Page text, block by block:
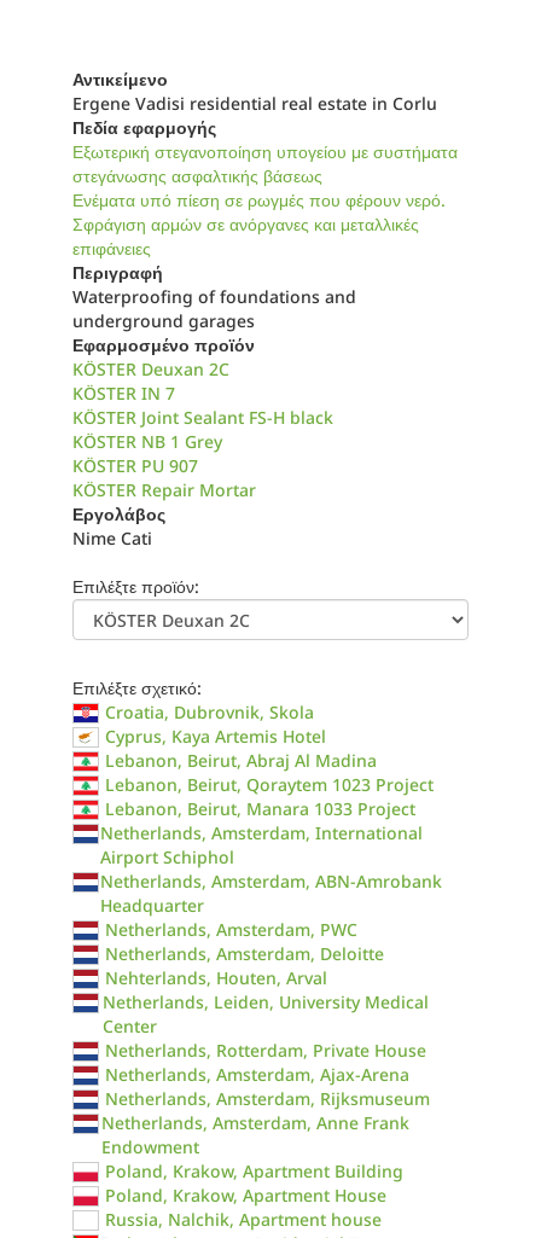
Αντικείμενο
Ergene Vadisi residential real estate in Corlu
Πεδία εφαρμογής
Εξωτερική στεγανοποίηση υπογείου με συστήματα
στεγάνωσης ασφαλτικής βάσεως
Ενέματα υπό πίεση σε ρωγμές που φέρουν νερό.
Σφράγιση αρμών σε ανόργανες και μεταλλικές
επιφάνειες
Περιγραφή
Waterproofing of foundations and
underground garages
Εφαρμοσμένο προϊόν
KÖSTER Deuxan 2C
KÖSTER IN 7
KÖSTER Joint Sealant FS-H black
KÖSTER NB 1 Grey
KÖSTER PU 907
KÖSTER Repair Mortar
Εργολάβος
Nime Cati
Επιλέξτε προϊόν:
Επιλέξτε σχετικό:
Croatia, Dubrovnik, Skola
Cyprus, Kaya Artemis Hotel
Lebanon, Beirut, Abraj Al Madina
Lebanon, Beirut, Qoraytem 1023 Project
Lebanon, Beirut, Manara 1033 Project
Netherlands, Amsterdam, International
Airport Schiphol
Netherlands, Amsterdam, ABN-Amrobank
Headquarter
Netherlands, Amsterdam, PWC
Netherlands, Amsterdam, Deloitte
Nehterlands, Houten, Arval
Netherlands, Leiden, University Medical
Center
Netherlands, Rotterdam, Private House
Netherlands, Amsterdam, Ajax-Arena
Netherlands, Amsterdam, Rijksmuseum
Netherlands, Amsterdam, Anne Frank
Endowment
Poland, Krakow, Apartment Building
Poland, Krakow, Apartment House
Russia, Nalchik, Apartment house